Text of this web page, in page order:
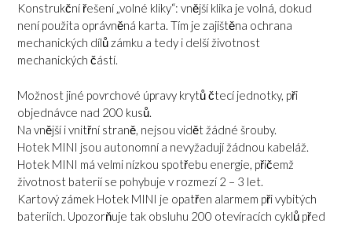
Konstrukční řešení „volné kliky“: vnější klika je volná, dokud
není použita oprávněná karta. Tím je zajištěna ochrana
mechanických dílů zámku a tedy i delší životnost
mechanických částí.
Možnost jiné povrchové úpravy krytů čtecí jednotky, při
objednávce nad 200 kusů.
Na vnější i vnitřní straně, nejsou vidět žádné šrouby.
Hotek MINI jsou autonomní a nevyžadují žádnou kabeláž.
Hotek MINI má velmi nízkou spotřebu energie, přičemž
životnost baterií se pohybuje v rozmezí 2 – 3 let.
Kartový zámek Hotek MINI je opatřen alarmem při vybitých
bateriích. Upozorňuje tak obsluhu 200 otevíracích cyklů před